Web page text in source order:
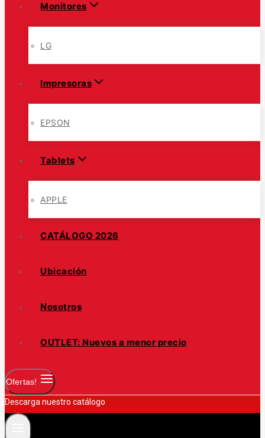
Monitores
LG
Impresoras
EPSON
Tablets
APPLE
CATÁLOGO 2026
Ubicación
Nosotros
OUTLET: Nuevos a menor precio
Ofertas!
Descarga nuestro catálogo